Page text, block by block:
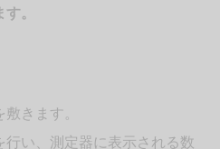
。
きます。
行い、測定器に表示される数